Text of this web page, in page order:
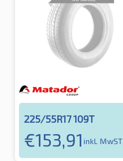
225/55R17 109T
€153,91 inkl. MwST